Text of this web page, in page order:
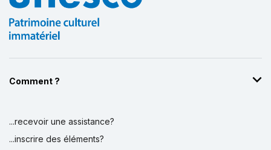
Comment ?
...recevoir une assistance?
...inscrire des éléments?